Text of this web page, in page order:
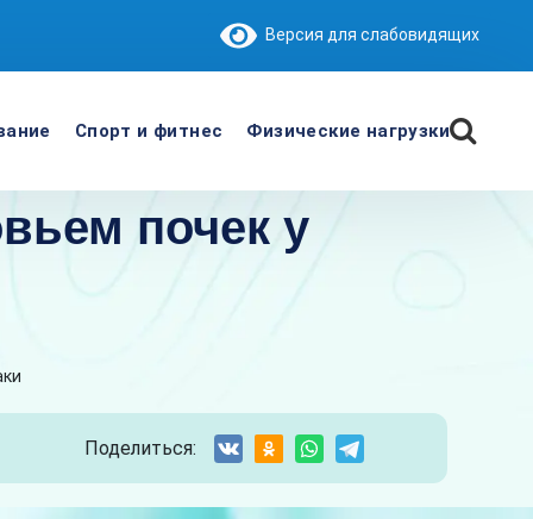
Версия для слабовидящих
Спорт и фитнес Физические нагрузки
почек у
Поделиться: